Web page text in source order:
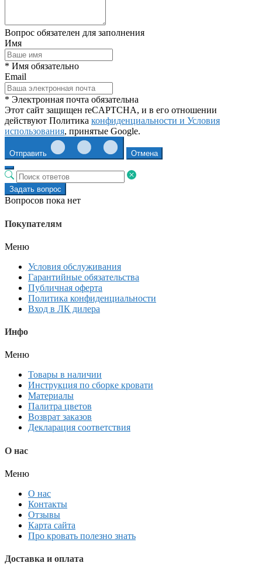
Вопрос обязателен для заполнения
Имя
* Имя обязательно
Email
* Электронная почта обязательна
Этот сайт защищен reCAPTCHA, и в его отношении
действуют Политика конфиденциальности и Условия
использования, принятые Google.
Отправить Отмена
Задать вопрос
Вопросов пока нет
Покупателям
Меню
Условия обслуживания
Гарантийные обязательства
Публичная оферта
Политика конфиденциальности
Вход в ЛК дилера
Инфо
Меню
Товары в наличии
Инструкция по сборке кровати
Материалы
Палитра цветов
Возврат заказов
Декларация соответствия
О нас
Меню
О нас
Контакты
Отзывы
Карта сайта
Про кровать полезно знать
Доставка и оплата